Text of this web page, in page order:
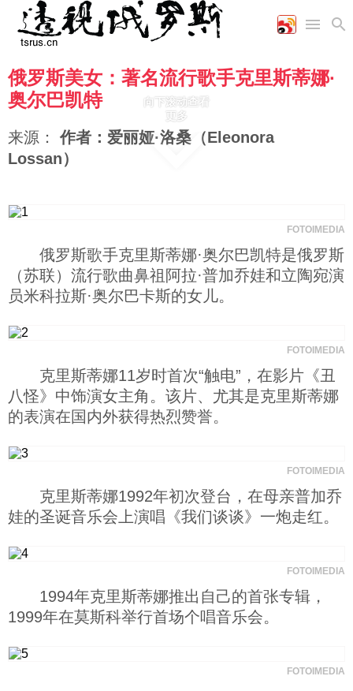
首页
国际
空军
海军
陆军
军事合作
评论
经济
财经
商业
工业
能源
科技
社会
文艺
教育
美食
娱乐
历史
旅游
图片新闻
高清图片
漫画
视频
俄罗斯美女：著名流行歌手克里斯蒂娜·
奥尔巴凯特
来源： 作者：爱丽娅·洛桑（Eleonora
Lossan）
向下滚动查看
更多
FOTOIMEDIA
俄罗斯歌手克里斯蒂娜·奥尔巴凯特是俄罗斯
（苏联）流行歌曲鼻祖阿拉·普加乔娃和立陶宛演
员米科拉斯·奥尔巴卡斯的女儿。
FOTOIMEDIA
克里斯蒂娜11岁时首次“触电”，在影片《丑
八怪》中饰演女主角。该片、尤其是克里斯蒂娜
的表演在国内外获得热烈赞誉。
FOTOIMEDIA
克里斯蒂娜1992年初次登台，在母亲普加乔
娃的圣诞音乐会上演唱《我们谈谈》一炮走红。
FOTOIMEDIA
1994年克里斯蒂娜推出自己的首张专辑，
1999年在莫斯科举行首场个唱音乐会。
FOTOIMEDIA